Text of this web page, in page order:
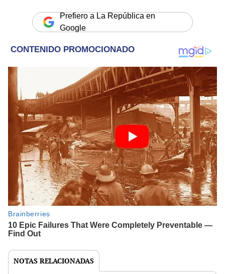
Prefiero a La República en
Google
NOTAS RELACIONADAS